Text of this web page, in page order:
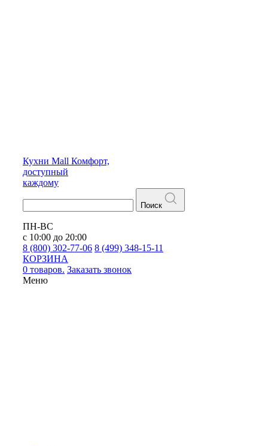
Кухни Mall Комфорт,
доступный
каждому
Поиск
ПН-ВС
с 10:00 до 20:00
8 (800) 302-77-06 8 (499) 348-15-11
КОРЗИНА
0 товаров. Заказать звонок
Меню